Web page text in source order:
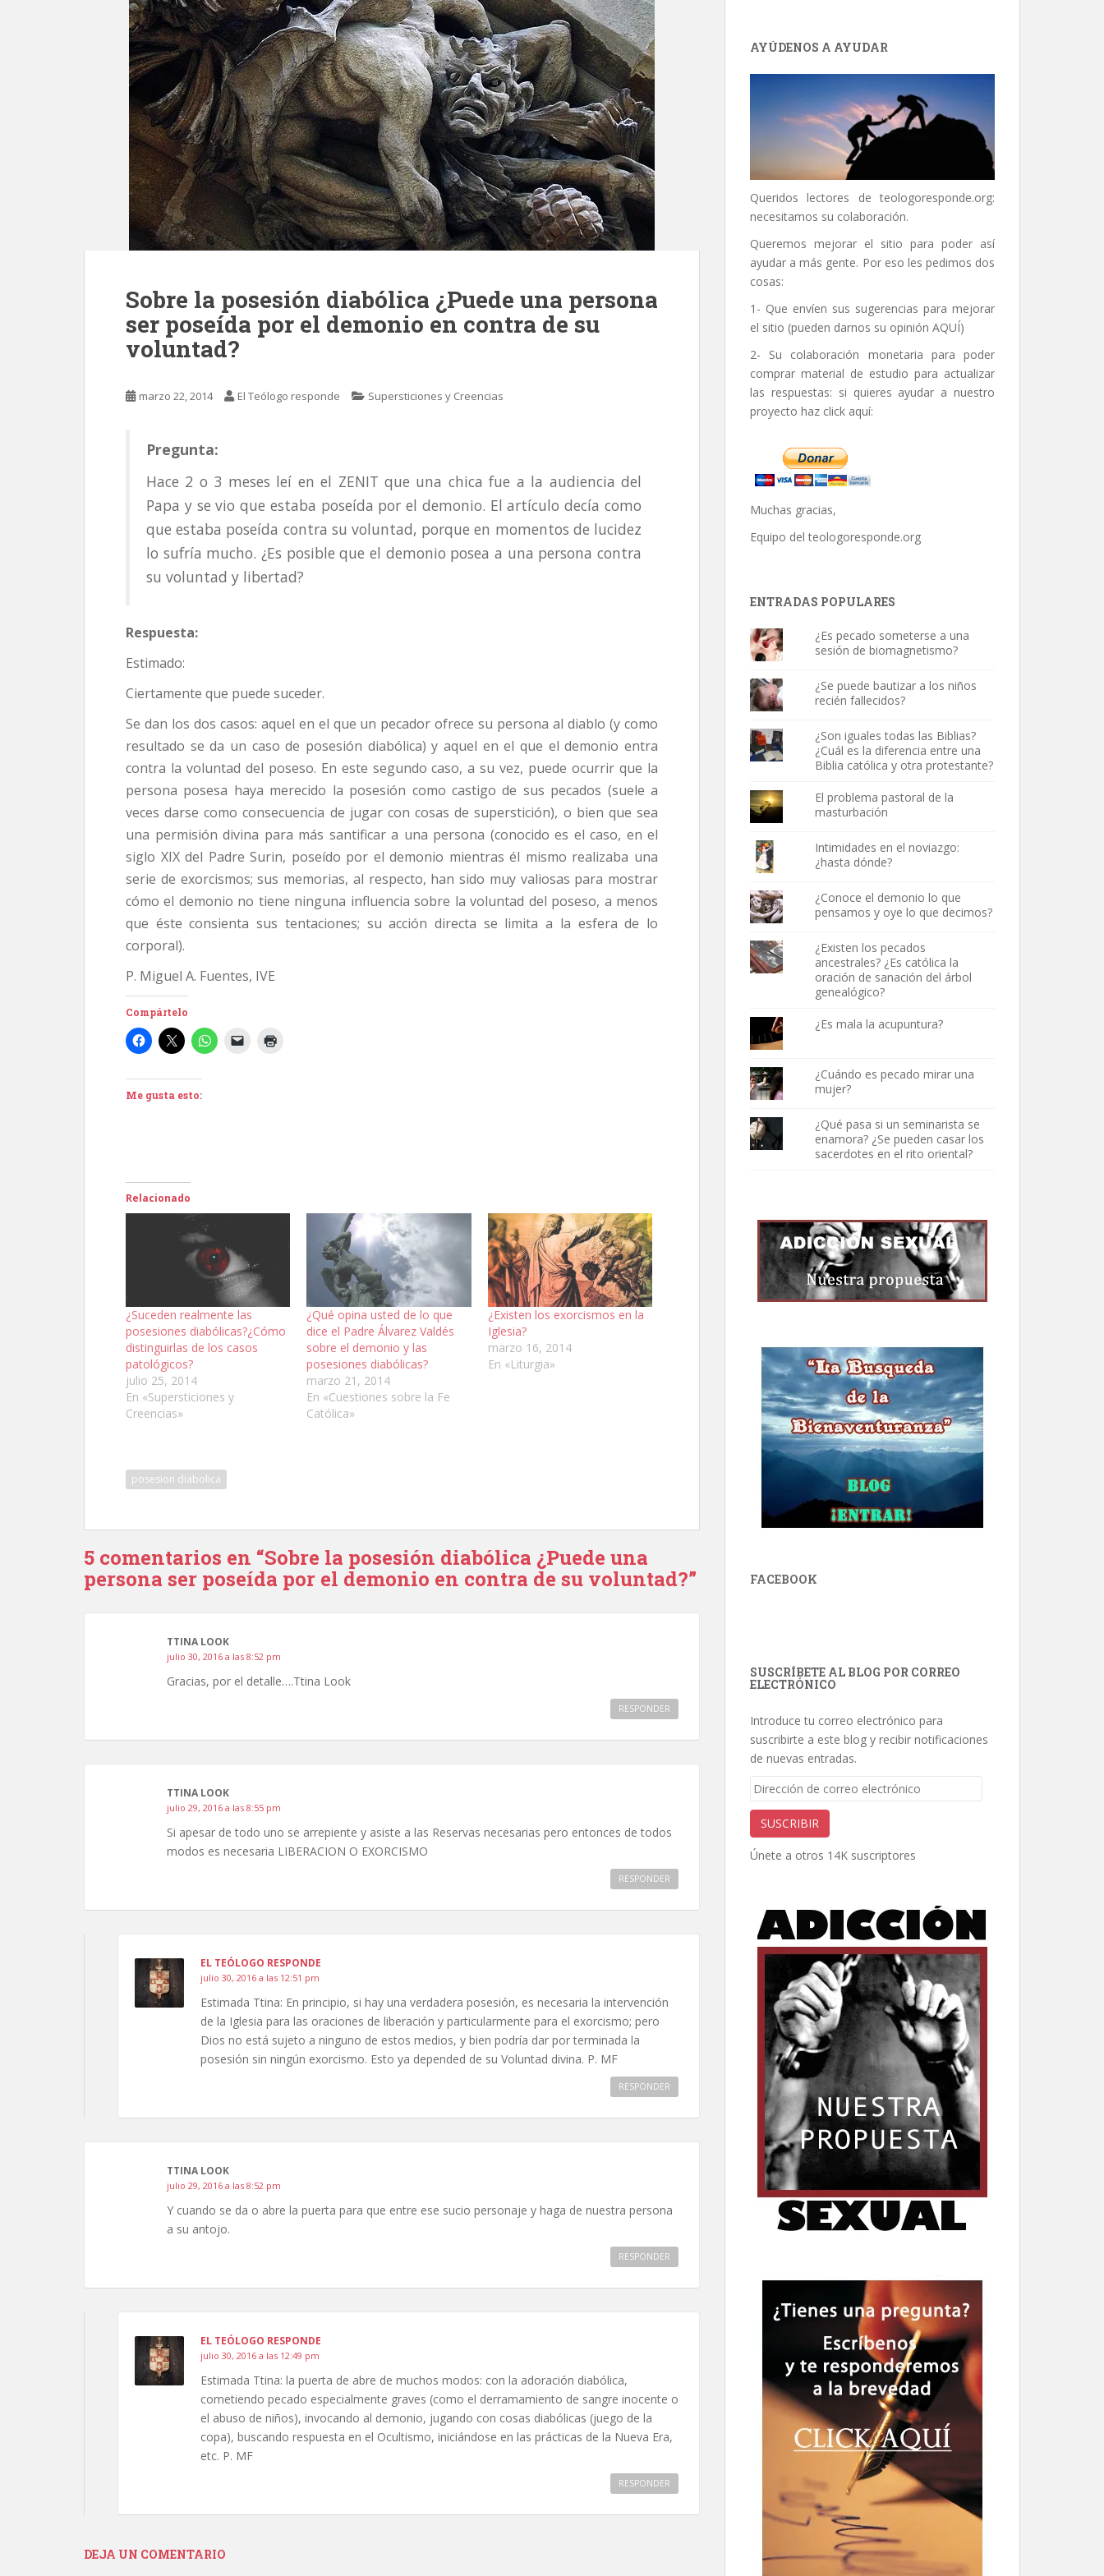
Sobre la posesión diabólica ¿Puede una persona
ser poseída por el demonio en contra de su
voluntad?
marzo 22, 2014 El Teólogo responde Supersticiones y Creencias
Pregunta:
Hace 2 o 3 meses leí en el ZENIT que una chica fue a la audiencia del
Papa y se vio que estaba poseída por el demonio. El artículo decía como
que estaba poseída contra su voluntad, porque en momentos de lucidez
lo sufría mucho. ¿Es posible que el demonio posea a una persona contra
su voluntad y libertad?
Respuesta:
Estimado:
Ciertamente que puede suceder.
Se dan los dos casos: aquel en el que un pecador ofrece su persona al diablo (y como
resultado se da un caso de posesión diabólica) y aquel en el que el demonio entra
contra la voluntad del poseso. En este segundo caso, a su vez, puede ocurrir que la
persona posesa haya merecido la posesión como castigo de sus pecados (suele a
veces darse como consecuencia de jugar con cosas de superstición), o bien que sea
una permisión divina para más santificar a una persona (conocido es el caso, en el
siglo XIX del Padre Surin, poseído por el demonio mientras él mismo realizaba una
serie de exorcismos; sus memorias, al respecto, han sido muy valiosas para mostrar
cómo el demonio no tiene ninguna influencia sobre la voluntad del poseso, a menos
que éste consienta sus tentaciones; su acción directa se limita a la esfera de lo
corporal).
P. Miguel A. Fuentes, IVE
Compártelo
Me gusta esto:
Relacionado
¿Suceden realmente las
posesiones diabólicas?¿Cómo
distinguirlas de los casos
patológicos?
julio 25, 2014
En «Supersticiones y
Creencias»
¿Qué opina usted de lo que
dice el Padre Álvarez Valdés
sobre el demonio y las
posesiones diabólicas?
marzo 21, 2014
En «Cuestiones sobre la Fe
Católica»
¿Existen los exorcismos en la
Iglesia?
marzo 16, 2014
En «Liturgia»
posesion diabolica
5 comentarios en “Sobre la posesión diabólica ¿Puede una
persona ser poseída por el demonio en contra de su voluntad?”
TTINA LOOK
julio 30, 2016 a las 8:52 pm
Gracias, por el detalle….Ttina Look
RESPONDER
TTINA LOOK
julio 29, 2016 a las 8:55 pm
Si apesar de todo uno se arrepiente y asiste a las Reservas necesarias pero entonces de todos
modos es necesaria LIBERACION O EXORCISMO
RESPONDER
EL TEÓLOGO RESPONDE
julio 30, 2016 a las 12:51 pm
Estimada Ttina: En principio, si hay una verdadera posesión, es necesaria la intervención
de la Iglesia para las oraciones de liberación y particularmente para el exorcismo; pero
Dios no está sujeto a ninguno de estos medios, y bien podría dar por terminada la
posesión sin ningún exorcismo. Esto ya depended de su Voluntad divina. P. MF
RESPONDER
TTINA LOOK
julio 29, 2016 a las 8:52 pm
Y cuando se da o abre la puerta para que entre ese sucio personaje y haga de nuestra persona
a su antojo.
RESPONDER
EL TEÓLOGO RESPONDE
julio 30, 2016 a las 12:49 pm
Estimada Ttina: la puerta de abre de muchos modos: con la adoración diabólica,
cometiendo pecado especialmente graves (como el derramamiento de sangre inocente o
el abuso de niños), invocando al demonio, jugando con cosas diabólicas (juego de la
copa), buscando respuesta en el Ocultismo, iniciándose en las prácticas de la Nueva Era,
etc. P. MF
RESPONDER
DEJA UN COMENTARIO
AYÚDENOS A AYUDAR
Queridos lectores de teologoresponde.org:
necesitamos su colaboración.
Queremos mejorar el sitio para poder así
ayudar a más gente. Por eso les pedimos dos
cosas:
1- Que envíen sus sugerencias para mejorar
el sitio (pueden darnos su opinión AQUÍ)
2- Su colaboración monetaria para poder
comprar material de estudio para actualizar
las respuestas: si quieres ayudar a nuestro
proyecto haz click aquí:
Muchas gracias,
Equipo del teologoresponde.org
ENTRADAS POPULARES
¿Es pecado someterse a una
sesión de biomagnetismo?
¿Se puede bautizar a los niños
recién fallecidos?
¿Son iguales todas las Biblias?
¿Cuál es la diferencia entre una
Biblia católica y otra protestante?
El problema pastoral de la
masturbación
Intimidades en el noviazgo:
¿hasta dónde?
¿Conoce el demonio lo que
pensamos y oye lo que decimos?
¿Existen los pecados
ancestrales? ¿Es católica la
oración de sanación del árbol
genealógico?
¿Es mala la acupuntura?
¿Cuándo es pecado mirar una
mujer?
¿Qué pasa si un seminarista se
enamora? ¿Se pueden casar los
sacerdotes en el rito oriental?
FACEBOOK
SUSCRÍBETE AL BLOG POR CORREO
ELECTRÓNICO
Introduce tu correo electrónico para
suscribirte a este blog y recibir notificaciones
de nuevas entradas.
Dirección
correo
electrónico
SUSCRIBIR
Únete a otros 14K suscriptores